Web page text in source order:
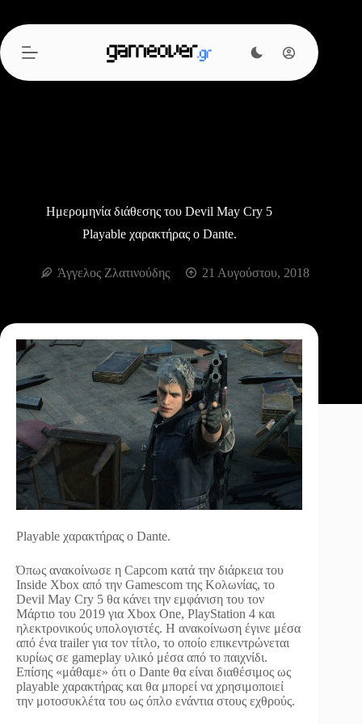
περιεχόμενο
Ημερομηνία διάθεσης του Devil May Cry 5
Playable χαρακτήρας ο Dante.
Άγγελος Ζλατινούδης 21 Αυγούστου, 2018
Playable χαρακτήρας ο Dante.
Όπως ανακοίνωσε η Capcom κατά την διάρκεια του
Inside Xbox από την Gamescom της Κολωνίας, το
Devil May Cry 5 θα κάνει την εμφάνιση του τον
Μάρτιο του 2019 για Xbox One, PlayStation 4 και
ηλεκτρονικούς υπολογιστές. Η ανακοίνωση έγινε μέσα
από ένα trailer για τον τίτλο, το οποίο επικεντρώνεται
κυρίως σε gameplay υλικό μέσα από το παιχνίδι.
Επίσης «μάθαμε» ότι ο Dante θα είναι διαθέσιμος ως
playable χαρακτήρας και θα μπορεί να χρησιμοποιεί
την μοτοσυκλέτα του ως όπλο ενάντια στους εχθρούς.